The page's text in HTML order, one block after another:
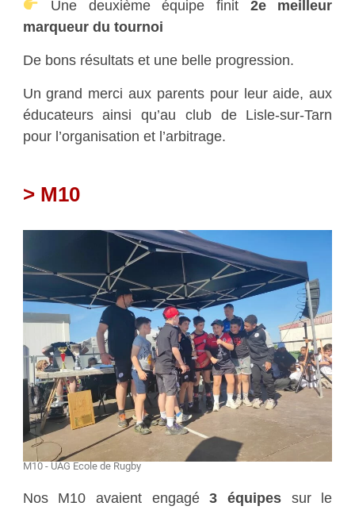
Une deuxième équipe finit 2e meilleur
marqueur du tournoi
De bons résultats et une belle progression.
Un grand merci aux parents pour leur aide, aux
éducateurs ainsi qu’au club de Lisle-sur-Tarn
pour l’organisation et l’arbitrage.
> M10
M10 - UAG École de Rugby
Nos M10 avaient engagé3 équipes sur le